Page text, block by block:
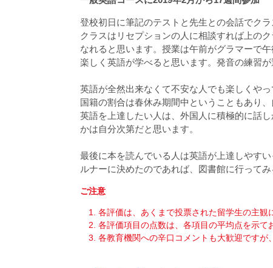
登校初日に筆記のテストと先生との会話でク
クラスはリセプションの人に相談すれば上の
なれると思います。授業は午前がグラマーで
楽しく英語が学べると思います。発音の練習が
英語が全然出来なくて不安な人でも楽しくやっ
国籍の割合は春休み期間中ということもあり
英語を上達したい人は、外国人に積極的に話
かは自分次第だと思います。
最後に本を読んでいる人は英語が上達しやす
ルナーに決めたのであれば、図書館に行ってみ
ご注意
各評価は、あくまで投票された留学生の主
各評価項目の点数は、各項目の平均点を示
各教育機関への辛口コメントも大歓迎ですが